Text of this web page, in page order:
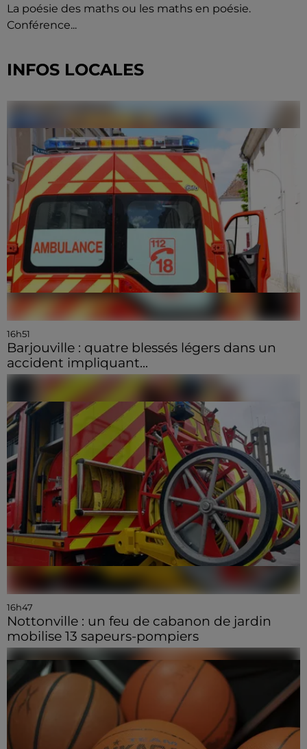
La poésie des maths ou les maths en poésie.
Conférence...
INFOS LOCALES
16h51
Barjouville : quatre blessés légers dans un
accident impliquant...
16h47
Nottonville : un feu de cabanon de jardin
mobilise 13 sapeurs-pompiers